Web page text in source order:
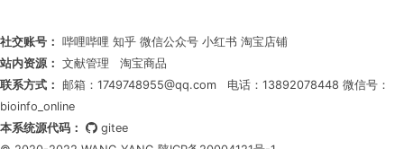
社交账号： 哔哩哔哩 知乎 微信公众号 小红书 淘宝店铺
站内资源： 文献管理
淘宝商品
联系方式： 邮箱：1749748955@qq.com 电话：13892078448 微信号：
bioinfo_online
本系统源代码：
gitee